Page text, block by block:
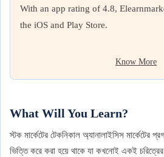
With an app rating of 4.8,
the iOS and Play Store.
Know More
What Will You Learn?
স্টক মার্কেটের টেকনিকাল অ্যানালাইসিস মার্কেটের
ভিত্তি করে করা হয়ে থাকে যা কখনোই একই চরিত্রের